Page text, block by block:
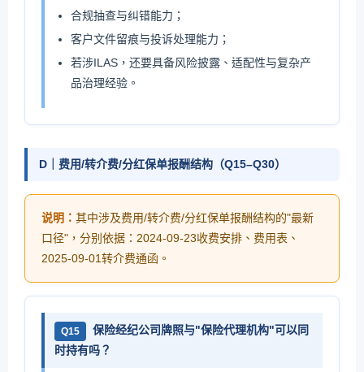
合规抽查与纠错能力；
客户文件留痕与投诉处理能力；
若涉ILAS，还要具备风险披露、适配性与复杂产
品治理经验。
D｜费用/转介费/分红保单报酬结构（Q15–Q30）
说明： 其中涉及费用/转介费/分红保单报酬结构的"最新
口径"，分别依据：2024-09-23收费安排、费用表、
2025-09-01转介费通函。
Q15
保险经纪公司牌照与"保险代理机构"可以同
时持有吗？